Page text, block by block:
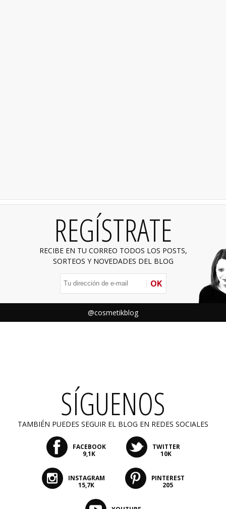
REGÍSTRATE
RECIBE EN TU CORREO TODOS LOS POSTS,
SORTEOS Y NOVEDADES DEL BLOG
OK
@cosmetikblog
SÍGUENOS
TAMBIÉN PUEDES SEGUIR EL BLOG EN REDES SOCIALES
FACEBOOK
9,1K
TWITTER
10K
INSTAGRAM
15,7K
PINTEREST
205